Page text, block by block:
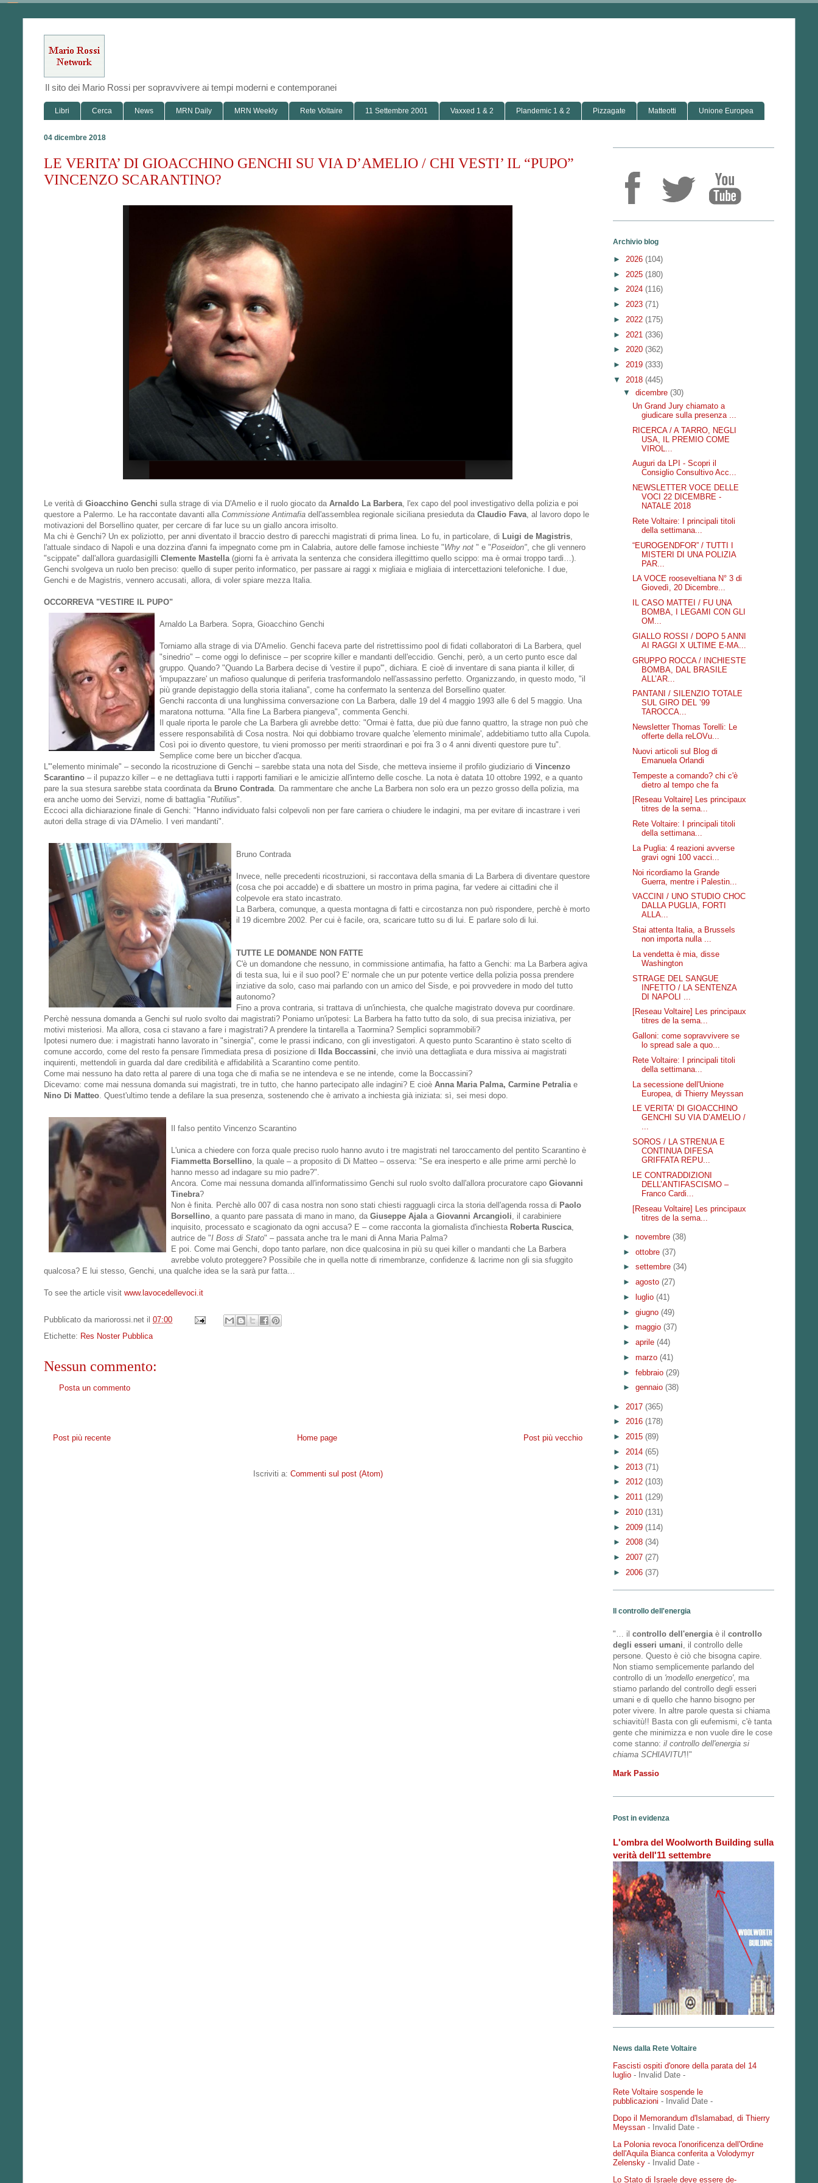
Il sito dei Mario Rossi per sopravvivere ai tempi moderni e contemporanei
Libri Cerca News MRN Daily MRN Weekly Rete Voltaire 11 Settembre 2001 Vaxxed 1 & 2 Plandemic 1 & 2 Pizzagate Matteotti Unione Europea
04 dicembre 2018
LE VERITA’ DI GIOACCHINO GENCHI SU VIA D’AMELIO / CHI VESTI’ IL “PUPO”
VINCENZO SCARANTINO?
Le verità di Gioacchino Genchi sulla strage di via D'Amelio e il ruolo giocato da Arnaldo La Barbera , l'ex capo del pool investigativo della polizia e poi
questore a Palermo. Le ha raccontate davanti alla Commissione Antimafia dell'assemblea regionale siciliana presieduta da Claudio Fava , al lavoro dopo le
motivazioni del Borsellino quater, per cercare di far luce su un giallo ancora irrisolto.
Ma chi è Genchi? Un ex poliziotto, per anni diventato il braccio destro di parecchi magistrati di prima linea. Lo fu, in particolare, di Luigi de Magistris
l'attuale sindaco di Napoli e una dozzina d'anni fa impegnato come pm in Calabria, autore delle famose inchieste "Why not " e "Poseidon" , che gli vennero
"scippate" dall'allora guardasigilli Clemente Mastella (giorni fa è arrivata la sentenza che considera illegittimo quello scippo: ma è ormai troppo tardi…).
Genchi svolgeva un ruolo ben preciso: quello di super perito informatico, per passare ai raggi x migliaia e migliaia di intercettazioni telefoniche. I due,
Genchi e de Magistris, vennero accusati, allora, di voler spiare mezza Italia.
OCCORREVA "VESTIRE IL PUPO"
Arnaldo La Barbera. Sopra, Gioacchino Genchi
Torniamo alla strage di via D'Amelio. Genchi faceva parte del ristrettissimo pool di fidati collaboratori di La Barbera, quel
"sinedrio" – come oggi lo definisce – per scoprire killer e mandanti dell'eccidio. Genchi, però, a un certo punto esce dal
gruppo. Quando? "Quando La Barbera decise di 'vestire il pupo'", dichiara. E cioè di inventare di sana pianta il killer, di
'impupazzare' un mafioso qualunque di periferia trasformandolo nell'assassino perfetto. Organizzando, in questo modo, "il
più grande depistaggio della storia italiana", come ha confermato la sentenza del Borsellino quater.
Genchi racconta di una lunghissima conversazione con La Barbera, dalle 19 del 4 maggio 1993 alle 6 del 5 maggio. Una
maratona notturna. "Alla fine La Barbera piangeva", commenta Genchi.
Il quale riporta le parole che La Barbera gli avrebbe detto: "Ormai è fatta, due più due fanno quattro, la strage non può che
essere responsabilità di Cosa nostra. Noi qui dobbiamo trovare qualche 'elemento minimale', addebitiamo tutto alla Cupola.
Così poi io divento questore, tu vieni promosso per meriti straordinari e poi fra 3 o 4 anni diventi questore pure tu".
Semplice come bere un biccher d'acqua.
L'"elemento minimale" – secondo la ricostruzione di Genchi – sarebbe stata una nota del Sisde, che metteva insieme il profilo giudiziario di Vincenzo
Scarantino – il pupazzo killer – e ne dettagliava tutti i rapporti familiari e le amicizie all'interno delle cosche. La nota è datata 10 ottobre 1992, e a quanto
pare la sua stesura sarebbe stata coordinata da Bruno Contrada . Da rammentare che anche La Barbera non solo era un pezzo grosso della polizia, ma
era anche uomo dei Servizi, nome di battaglia "Rutilius".
Eccoci alla dichiarazione finale di Genchi: "Hanno individuato falsi colpevoli non per fare carriera o chiudere le indagini, ma per evitare di incastrare i veri
autori della strage di via D'Amelio. I veri mandanti".
Bruno Contrada
Invece, nelle precedenti ricostruzioni, si raccontava della smania di La Barbera di diventare questore
(cosa che poi accadde) e di sbattere un mostro in prima pagina, far vedere ai cittadini che il
colpevole era stato incastrato.
La Barbera, comunque, a questa montagna di fatti e circostanza non può rispondere, perchè è morto
il 19 dicembre 2002. Per cui è facile, ora, scaricare tutto su di lui. E parlare solo di lui.
TUTTE LE DOMANDE NON FATTE
C'è un domandone che nessuno, in commissione antimafia, ha fatto a Genchi: ma La Barbera agiva
di testa sua, lui e il suo pool? E' normale che un pur potente vertice della polizia possa prendere
inziative da solo, caso mai parlando con un amico del Sisde, e poi provvedere in modo del tutto
autonomo?
Fino a prova contraria, si trattava di un'inchiesta, che qualche magistrato doveva pur coordinare.
Perchè nessuna domanda a Genchi sul ruolo svolto dai magistrati? Poniamo un'ipotesi: La Barbera ha fatto tutto da solo, di sua precisa iniziativa, per
motivi misteriosi. Ma allora, cosa ci stavano a fare i magistrati? A prendere la tintarella a Taormina? Semplici soprammobili?
Ipotesi numero due: i magistrati hanno lavorato in "sinergia", come le prassi indicano, con gli investigatori. A questo punto Scarantino è stato scelto di
comune accordo, come del resto fa pensare l'immediata presa di posizione di
Ilda Boccassini , che inviò una dettagliata e dura missiva ai magistrati
inquirenti, mettendoli in guarda dal dare credibilità e affidabilità a Scarantino come pentito.
Come mai nessuno ha dato retta al parere di una toga che di mafia se ne intendeva e se ne intende, come la Boccassini?
Dicevamo: come mai nessuna domanda sui magistrati, tre in tutto, che hanno partecipato alle indagini? E cioè Anna Maria Palma, Carmine Petralia e
Nino Di Matteo . Quest'ultimo tende a defilare la sua presenza, sostenendo che è arrivato a inchiesta già iniziata: sì, sei mesi dopo.
Il falso pentito Vincenzo Scarantino
L'unica a chiedere con forza quale preciso ruolo hanno avuto i tre magistrati nel taroccamento del pentito Scarantino è
Fiammetta Borsellino , la quale – a proposito di Di Matteo – osserva: "Se era inesperto e alle prime armi perchè lo
hanno messo ad indagare su mio padre?".
Ancora. Come mai nessuna domanda all'informatissimo Genchi sul ruolo svolto dall'allora procuratore capo Giovanni
Tinebra?
Non è finita. Perchè allo 007 di casa nostra non sono stati chiesti ragguagli circa la storia dell'agenda rossa di Paolo
Borsellino , a quanto pare passata di mano in mano, da Giuseppe Ajala a Giovanni Arcangioli , il carabiniere
inquisito, processato e scagionato da ogni accusa? E – come racconta la giornalista d'inchiesta Roberta Ruscica
autrice de "I Boss di Stato" – passata anche tra le mani di Anna Maria Palma?
E poi. Come mai Genchi, dopo tanto parlare, non dice qualcosina in più su quei killer o mandanti che La Barbera
avrebbe voluto proteggere? Possibile che in quella notte di rimembranze, confidenze & lacrime non gli sia sfuggito
qualcosa? E lui stesso, Genchi, una qualche idea se la sarà pur fatta…
To see the article visit www.lavocedellevoci.it
Pubblicato da mariorossi.net il 07:00
Etichette: Res Noster Pubblica
Nessun commento:
Posta un commento
Post più recente Post più vecchio
Home page
Iscriviti a: Commenti sul post (Atom)
Archivio blog
► 2026 (104)
► 2025 (180)
► 2024 (116)
► 2023 (71)
► 2022 (175)
► 2021 (336)
► 2020 (362)
► 2019 (333)
▼ 2018 (445)
▼ dicembre (30)
Un Grand Jury chiamato a
giudicare sulla presenza ...
RICERCA / A TARRO, NEGLI
USA, IL PREMIO COME
VIROL...
Auguri da LPI - Scopri il
Consiglio Consultivo Acc...
NEWSLETTER VOCE DELLE
VOCI 22 DICEMBRE -
NATALE 2018
Rete Voltaire: I principali titoli
della settimana...
“EUROGENDFOR” / TUTTI I
MISTERI DI UNA POLIZIA
PAR...
LA VOCE rooseveltiana N° 3 di
Giovedì, 20 Dicembre...
IL CASO MATTEI / FU UNA
BOMBA, I LEGAMI CON GLI
OM...
GIALLO ROSSI / DOPO 5 ANNI
AI RAGGI X ULTIME E-MA...
GRUPPO ROCCA / INCHIESTE
BOMBA, DAL BRASILE
ALL’AR...
PANTANI / SILENZIO TOTALE
SUL GIRO DEL ’99
TAROCCA...
Newsletter Thomas Torelli: Le
offerte della reLOVu...
Nuovi articoli sul Blog di
Emanuela Orlandi
Tempeste a comando? chi c'è
dietro al tempo che fa
[Reseau Voltaire] Les principaux
titres de la sema...
Rete Voltaire: I principali titoli
della settimana...
La Puglia: 4 reazioni avverse
gravi ogni 100 vacci...
Noi ricordiamo la Grande
Guerra, mentre i Palestin...
VACCINI / UNO STUDIO CHOC
DALLA PUGLIA, FORTI
ALLA...
Stai attenta Italia, a Brussels
non importa nulla ...
La vendetta è mia, disse
Washington
STRAGE DEL SANGUE
INFETTO / LA SENTENZA
DI NAPOLI ...
[Reseau Voltaire] Les principaux
titres de la sema...
Galloni: come sopravvivere se
lo spread sale a quo...
Rete Voltaire: I principali titoli
della settimana...
La secessione dell'Unione
Europea, di Thierry Meyssan
LE VERITA’ DI GIOACCHINO
GENCHI SU VIA D’AMELIO /
...
SOROS / LA STRENUA E
CONTINUA DIFESA
GRIFFATA REPU...
LE CONTRADDIZIONI
DELL’ANTIFASCISMO –
Franco Cardi...
[Reseau Voltaire] Les principaux
titres de la sema...
► novembre (38)
► ottobre (37)
► settembre (34)
► agosto (27)
►
luglio (41)
► giugno (49)
► maggio (37)
► aprile (44)
► marzo (41)
► febbraio (29)
► gennaio (38)
► 2017 (365)
► 2016 (178)
► 2015 (89)
► 2014 (65)
► 2013 (71)
► 2012 (103)
► 2011 (129)
► 2010 (131)
► 2009 (114)
► 2008 (34)
► 2007 (27)
► 2006 (37)
Il controllo dell'energia
"… il controllo dell'energiaè il controllo
degli esseri umani, il controllo delle
persone. Questo è ciò che bisogna capire.
Non stiamo semplicemente parlando del
controllo di un 'modello energetico', ma
stiamo parlando del controllo degli esseri
umani e di quello che hanno bisogno per
poter vivere. In altre parole questa si chiama
schiavitù!! Basta con gli eufemismi, c'è tanta
gente che minimizza e non vuole dire le cose
come stanno: il controllo dell'energia si
chiama SCHIAVITU'!!"
Mark Passio
Post in evidenza
L'ombra del Woolworth Building sulla
verità dell'11 settembre
News dalla Rete Voltaire
Fascisti ospiti d'onore della parata del 14
luglio - Invalid Date -
Rete Voltaire sospende le
pubblicazioni - Invalid Date -
Dopo il Memorandum d'Islamabad, di Thierry
Meyssan - Invalid Date -
La Polonia revoca l'onorificenza dell'Ordine
dell'Aquila Bianca conferita a Volodymyr
Zelensky - Invalid Date -
Lo Stato di Israele deve essere de-